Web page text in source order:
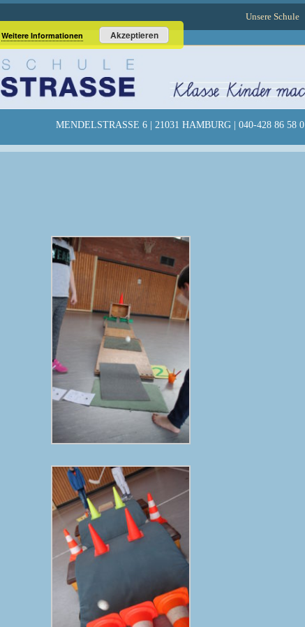
Unsere Schule
MENDELSTRASSE 6 | 21031 HAMBURG | 040-428 86 58 0
Weitere Informationen Akzeptieren